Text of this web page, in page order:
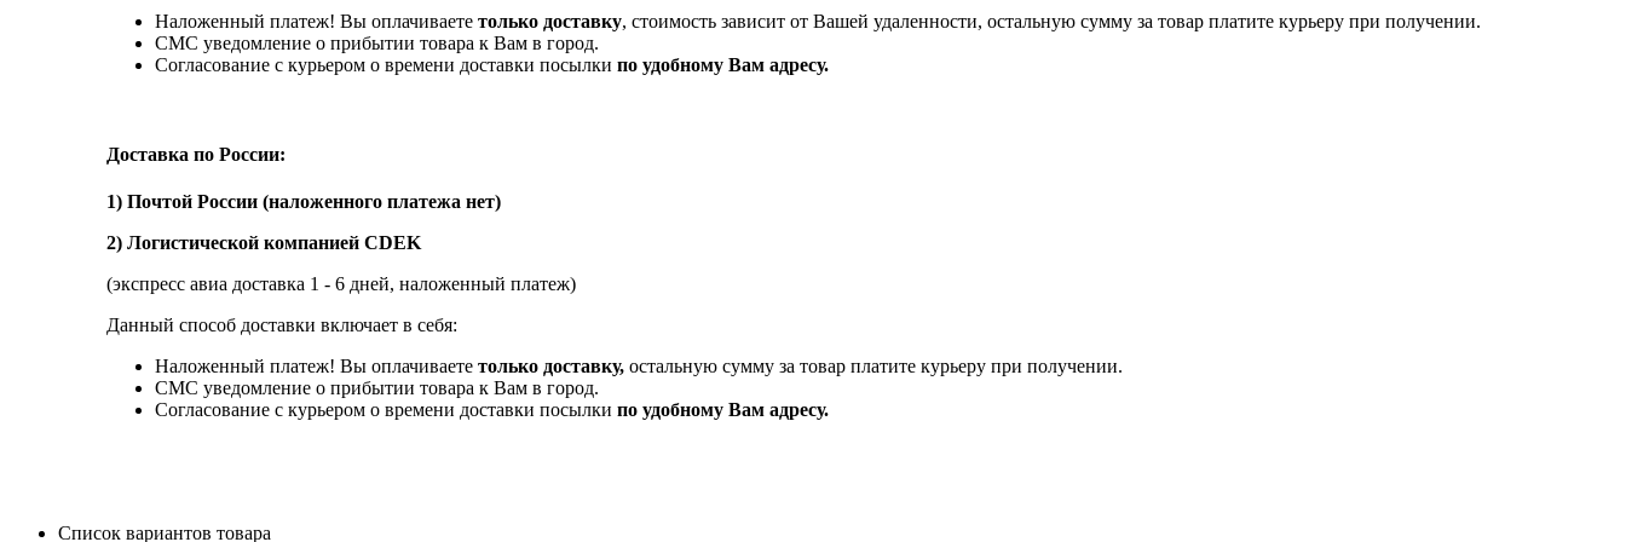
Наложенный платеж! Вы оплачиваете только доставку, стоимость зависит от Вашей удаленности, остальную сумму за товар платите курьеру при получении.
СМС уведомление о прибытии товара к Вам в город.
Согласование с курьером о времени доставки посылки по удобному Вам адресу.
Доставка по России:
1) Почтой России (наложенного платежа нет)
2) Логистической компанией CDEK
(экспресс авиа доставка 1 - 6 дней, наложенный платеж)
Данный способ доставки включает в себя:
Наложенный платеж! Вы оплачиваете только доставку, остальную сумму за товар платите курьеру при получении.
СМС уведомление о прибытии товара к Вам в город.
Согласование с курьером о времени доставки посылки по удобному Вам адресу.
Список вариантов товара